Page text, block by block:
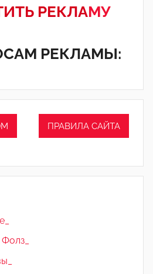
РЕКЛАМУ
РЕКЛАМЫ:
ПРАВИЛА САЙТА